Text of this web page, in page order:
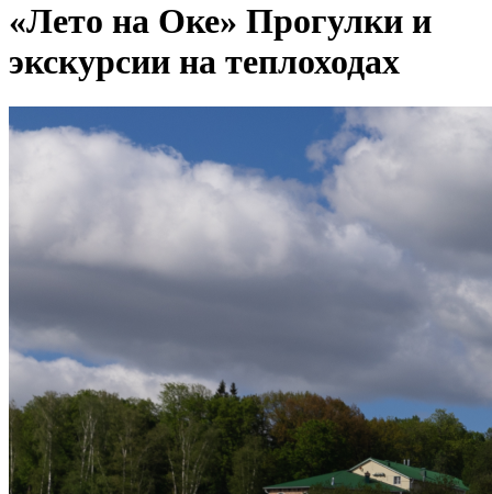
«Лето на Оке» Прогулки и
экскурсии на теплоходах